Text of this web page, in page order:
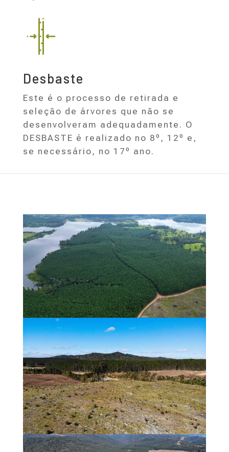
Desbaste
Este é o processo de retirada e
seleção de árvores que não se
desenvolveram adequadamente. O
DESBASTE é realizado no 8º, 12º e,
se necessário, no 17º ano.